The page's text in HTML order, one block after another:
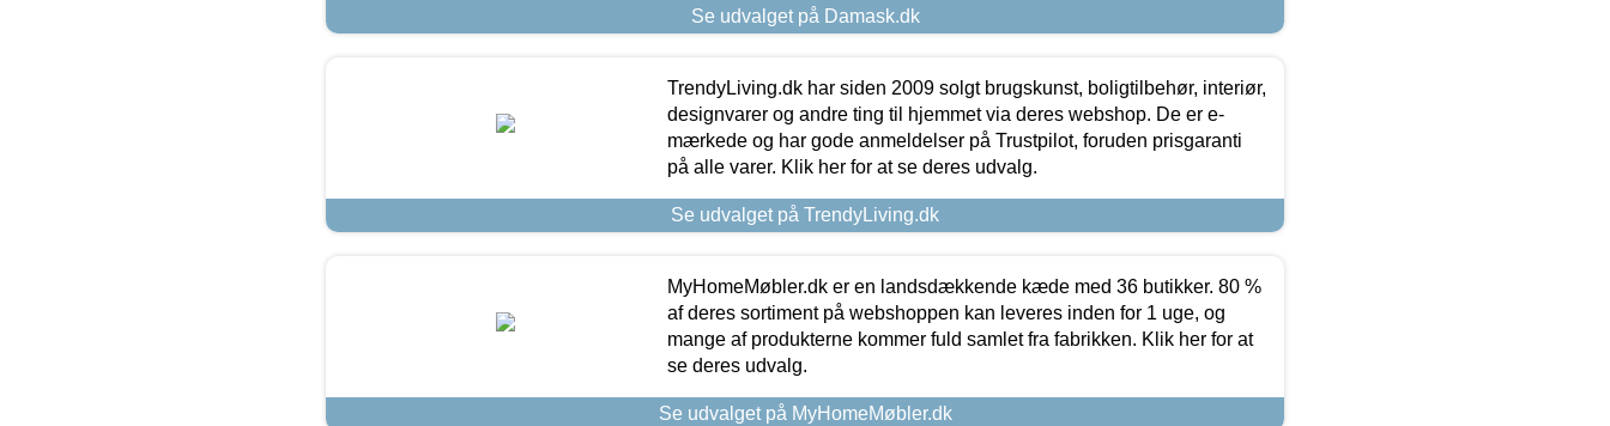
Se udvalget på Damask.dk
TrendyLiving.dk har siden 2009 solgt brugskunst, boligtilbehør, interiør,
designvarer og andre ting til hjemmet via deres webshop. De er e-
mærkede og har gode anmeldelser på Trustpilot, foruden prisgaranti
på alle varer. Klik her for at se deres udvalg.
Se udvalget på TrendyLiving.dk
MyHomeMøbler.dk er en landsdækkende kæde med 36 butikker. 80 %
af deres sortiment på webshoppen kan leveres inden for 1 uge, og
mange af produkterne kommer fuld samlet fra fabrikken. Klik her for at
se deres udvalg.
Se udvalget på MyHomeMøbler.dk